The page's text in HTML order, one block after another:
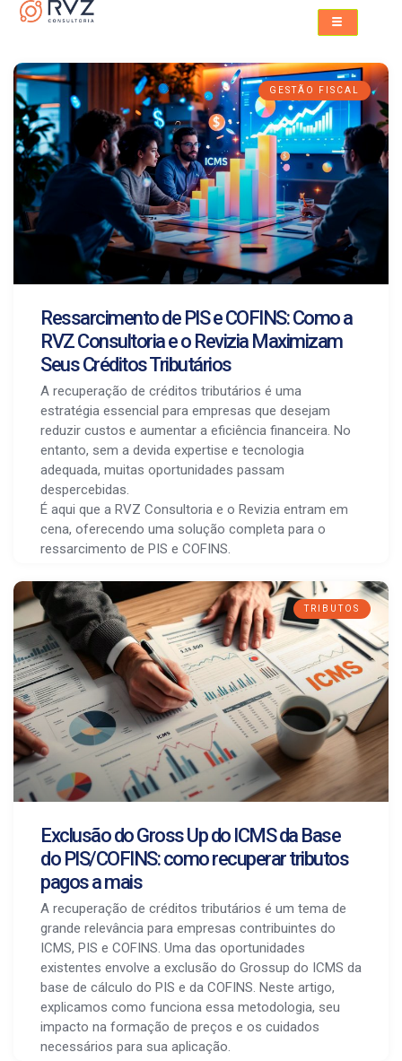
GESTÃO FISCAL
Ressarcimento de PIS e COFINS: Como a
RVZ Consultoria e o Revizia Maximizam
Seus Créditos Tributários
A recuperação de créditos tributários é uma
estratégia essencial para empresas que desejam
reduzir custos e aumentar a eficiência financeira. No
entanto, sem a devida expertise e tecnologia
adequada, muitas oportunidades passam
despercebidas.
É aqui que a RVZ Consultoria e o Revizia entram em
cena, oferecendo uma solução completa para o
ressarcimento de PIS e COFINS.
TRIBUTOS
Exclusão do Gross Up do ICMS da Base
do PIS/COFINS: como recuperar tributos
pagos a mais
A recuperação de créditos tributários é um tema de
grande relevância para empresas contribuintes do
ICMS, PIS e COFINS. Uma das oportunidades
existentes envolve a exclusão do Grossup do ICMS da
base de cálculo do PIS e da COFINS. Neste artigo,
explicamos como funciona essa metodologia, seu
impacto na formação de preços e os cuidados
necessários para sua aplicação.